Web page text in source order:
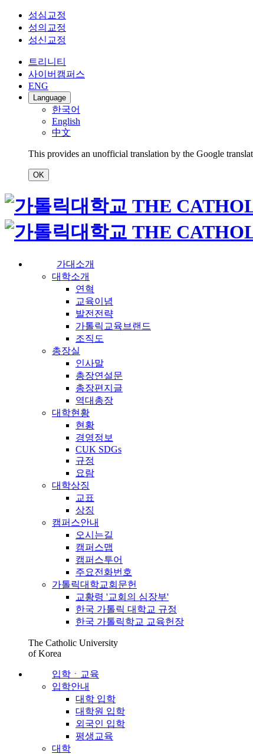
성심교정
성의교정
성신교정
트리니티
사이버캠퍼스
ENG
Language
한국어
English
中文
This provides an unofficial translation by the Google
OK
가대소개
대학소개
연혁
교육이념
발전전략
가톨릭교육브랜드
조직도
총장실
인사말
총장연설문
총장편지글
역대총장
대학현황
현황
경영정보
CUK SDGs
규정
요람
대학상징
교표
상징
캠퍼스안내
오시는길
캠퍼스맵
캠퍼스투어
주요전화번호
가톨릭대학교회문헌
교황령 '교회의 심장부'
한국 가톨릭 대학교 규정
한국 가톨릭학교 교육헌장
The Catholic University
of Korea
입학ㆍ교육
입학안내
대학 입학
대학원 입학
외국인 입학
평생교육
대학